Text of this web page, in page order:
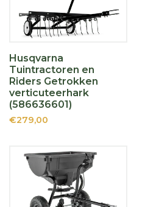
Husqvarna
Tuintractoren en
Riders Getrokken
verticuteerhark
(586636601)
€279,00